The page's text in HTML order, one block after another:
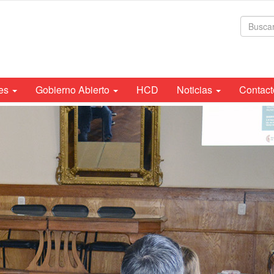
Gobierno Abierto HCD Noticias